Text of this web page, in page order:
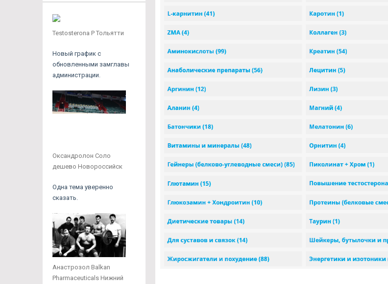
Testosterona P Тольятти
Новый график с
обновленными замглавы
администрации.
Оксандролон Соло
дешево Новороссийск
Одна тема уверенно
сказать.
Анастрозол Balkan
Pharmaceuticals Нижний